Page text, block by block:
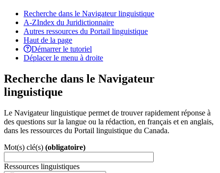
Recherche dans le Navigateur linguistique
A-ZIndex du Juridictionnaire
Autres ressources du Portail linguistique
Haut de la page
Démarrer le tutoriel
Déplacer le menu à droite
Recherche dans le Navigateur
linguistique
Le Navigateur linguistique permet de trouver rapidement réponse à
des questions sur la langue ou la rédaction, en français et en anglais,
dans les ressources du Portail linguistique du Canada.
Mot(s) clé(s) (obligatoire)
Ressources linguistiques